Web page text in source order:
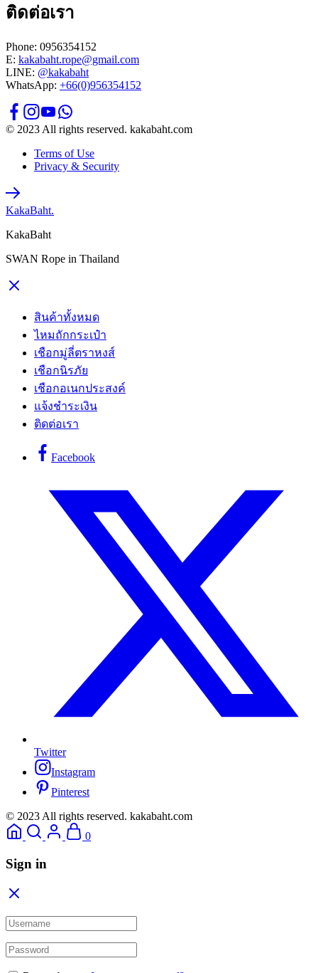
ติดต่อเรา
Phone: 0956354152
E: kakabaht.rope@gmail.com
LINE: @kakabaht
WhatsApp: +66(0)956354152
© 2023 All rights reserved. kakabaht.com
Terms of Use
Privacy & Security
KakaBaht.
KakaBaht
SWAN Rope in Thailand
สินค้าทั้งหมด
ไหมถักกระเป๋า
เชือกมู่ลี่ตราหงส์
เชือกนิรภัย
เชือกอเนกประสงค์
แจ้งชำระเงิน
ติดต่อเรา
Facebook
Twitter
Instagram
Pinterest
© 2023 All rights reserved. kakabaht.com
0
Sign in